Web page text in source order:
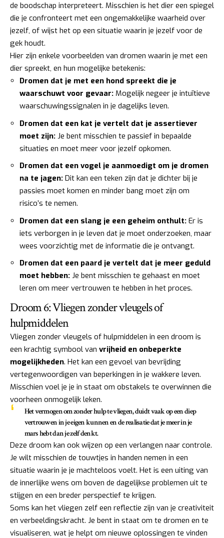
de boodschap interpreteert. Misschien is het dier een spiegel
die je confronteert met een ongemakkelijke waarheid over
jezelf, of wijst het op een situatie waarin je jezelf voor de
gek houdt.
Hier zijn enkele voorbeelden van dromen waarin je met een
dier spreekt, en hun mogelijke betekenis:
Dromen dat je met een hond spreekt die je
waarschuwt voor gevaar: Mogelijk negeer je intuïtieve
waarschuwingssignalen in je dagelijks leven.
Dromen dat een kat je vertelt dat je assertiever
moet zijn: Je bent misschien te passief in bepaalde
situaties en moet meer voor jezelf opkomen.
Dromen dat een vogel je aanmoedigt om je dromen
na te jagen: Dit kan een teken zijn dat je dichter bij je
passies moet komen en minder bang moet zijn om
risico’s te nemen.
Dromen dat een slang je een geheim onthult: Er is
iets verborgen in je leven dat je moet onderzoeken, maar
wees voorzichtig met de informatie die je ontvangt.
Dromen dat een paard je vertelt dat je meer geduld
moet hebben: Je bent misschien te gehaast en moet
leren om meer vertrouwen te hebben in het proces.
Droom 6: Vliegen zonder vleugels of
hulpmiddelen
Vliegen zonder vleugels of hulpmiddelen in een droom is
een krachtig symbool van vrijheid en onbeperkte
mogelijkheden. Het kan een gevoel van bevrijding
vertegenwoordigen van beperkingen in je wakkere leven.
Misschien voel je je in staat om obstakels te overwinnen die
voorheen onmogelijk leken.
Het vermogen om zonder hulp te vliegen, duidt vaak op een diep
vertrouwen in je eigen kunnen en de realisatie dat je meer in je
mars hebt dan je zelf denkt.
Deze droom kan ook wijzen op een verlangen naar controle.
Je wilt misschien de touwtjes in handen nemen in een
situatie waarin je je machteloos voelt. Het is een uiting van
de innerlijke wens om boven de dagelijkse problemen uit te
stijgen en een breder perspectief te krijgen.
Soms kan het vliegen zelf een reflectie zijn van je creativiteit
en verbeeldingskracht. Je bent in staat om te dromen en te
visualiseren, wat je helpt om nieuwe oplossingen te vinden